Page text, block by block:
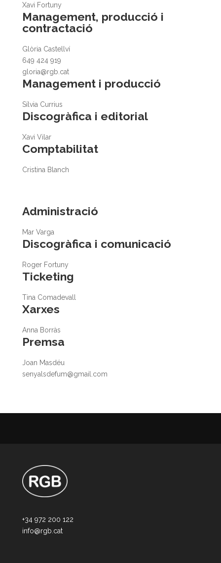
Xavi Fortuny
Management, producció i
contractació
Glòria Castellví
649 424 919
gloria@rgb.cat
Management i producció
Sílvia Currius
Discogràfica i editorial
Xavi Vilar
Comptabilitat
Cristina Blanch
Administració
Mar Varga
Discogràfica i comunicació
Roger Fortuny
Ticketing
Tina Comadevall
Xarxes
Anna Borràs
Premsa
Joan Masdéu
senyalsdefum@gmail.com
+34 972 200 122
info@rgb.cat